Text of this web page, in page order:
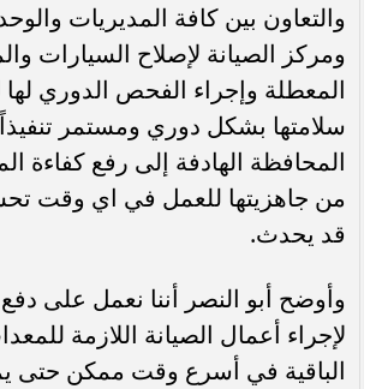
والتعاون بين كافة المديريات
ومركز الصيانة لإصلاح السيارات
المعطلة وإجراء الفحص الدوري لها
سلامتها بشكل دوري ومستمر
المحافظة الهادفة إلى رفع كفاءة
من جاهزيتها للعمل في اي وقت
قد يحدث.
وأوضح أبو النصر أننا نعمل على
لإجراء أعمال الصيانة اللازمة
الباقية في أسرع وقت ممكن حتى